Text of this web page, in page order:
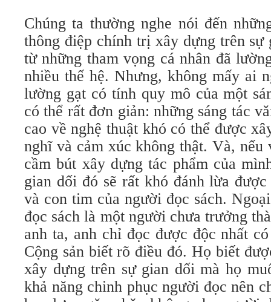
Chúng ta thường nghe nói đến
thông điệp chính trị xây dựng trên sự
từ những tham vọng cá nhân đã
nhiều thế hệ. Nhưng, không mấy ai
lường gạt có tính quy mô của một
có thể rất đơn giản: những sáng tác
cao về nghệ thuật khó có thể được
nghĩ và cảm xúc không thật. Và,
cầm bút xây dựng tác phẩm của
gian dối đó sẽ rất khó đánh lừa
và con tim của người đọc sách.
đọc sách là một người chưa trưởng
anh ta, anh chỉ đọc được độc nhất
Cộng sản biết rõ điều đó. Họ biết
xây dựng trên sự gian dối mà họ
khả năng chinh phục người đọc nên